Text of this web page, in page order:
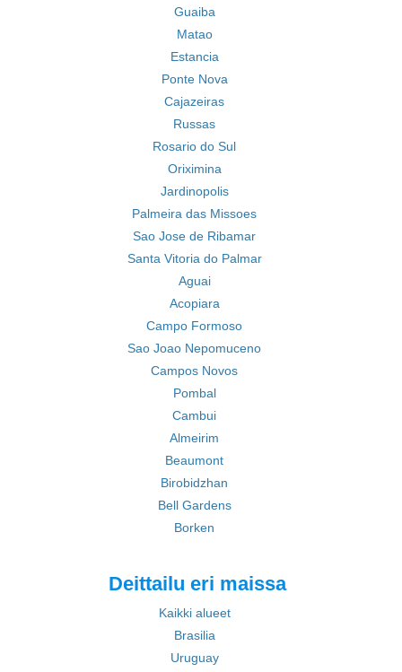
Guaiba
Matao
Estancia
Ponte Nova
Cajazeiras
Russas
Rosario do Sul
Oriximina
Jardinopolis
Palmeira das Missoes
Sao Jose de Ribamar
Santa Vitoria do Palmar
Aguai
Acopiara
Campo Formoso
Sao Joao Nepomuceno
Campos Novos
Pombal
Cambui
Almeirim
Beaumont
Birobidzhan
Bell Gardens
Borken
Deittailu eri maissa
Kaikki alueet
Brasilia
Uruguay